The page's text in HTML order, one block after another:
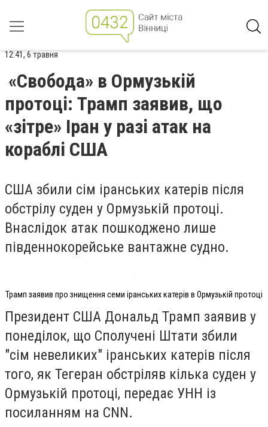
12:41, 6 травня
«Свобода» в Ормузькій
протоці: Трамп заявив, що
«зітре» Іран у разі атак на
кораблі США
США збили сім іранських катерів після
обстрілу суден у Ормузькій протоці.
Внаслідок атак пошкоджено лише
південнокорейське вантажне судно.
Трамп заявив про знищення семи іранських катерів в Ормузькій протоці
Президент США Дональд Трамп заявив у
понеділок, що Сполучені Штати збили
"сім невеликих" іранських катерів після
того, як Тегеран обстріляв кілька суден у
Ормузькій протоці, передає УНН із
посиланням на CNN.